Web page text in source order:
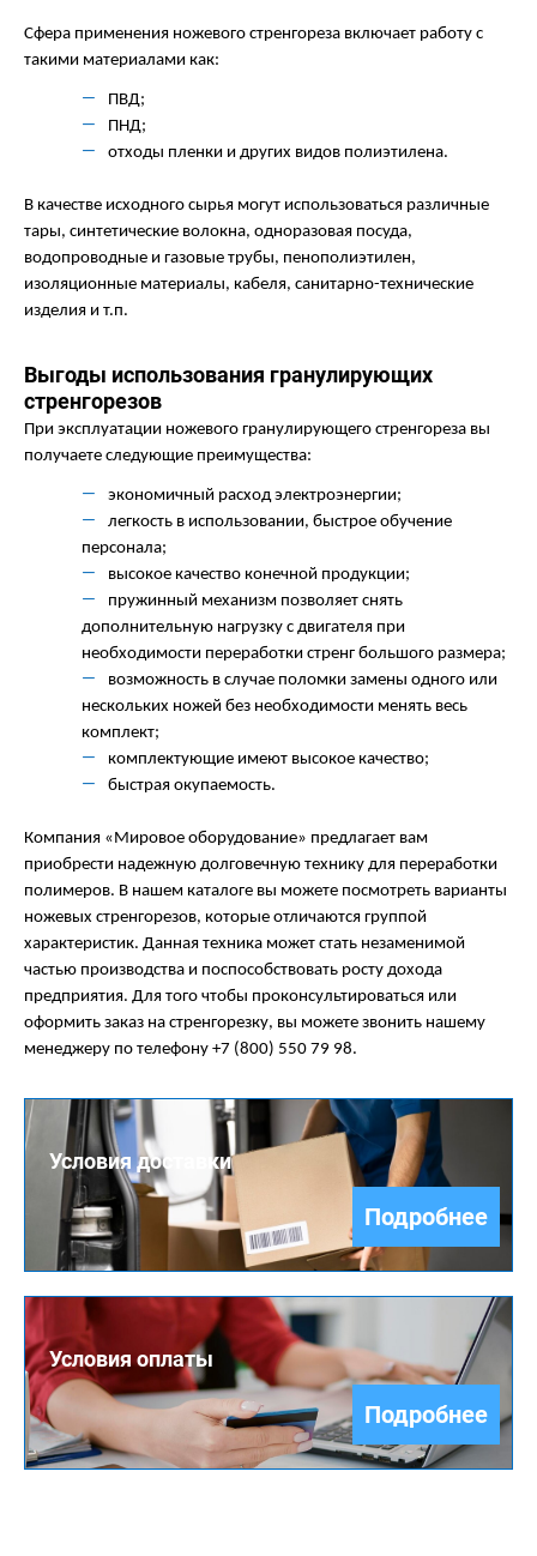
Сфера применения ножевого стренгореза включает работу с
такими материалами как:
ПВД;
ПНД;
отходы пленки и других видов полиэтилена.
В качестве исходного сырья могут использоваться различные
тары, синтетические волокна, одноразовая посуда,
водопроводные и газовые трубы, пенополиэтилен,
изоляционные материалы, кабеля, санитарно-технические
изделия и т.п.
Выгоды использования гранулирующих
стренгорезов
При эксплуатации ножевого гранулирующего стренгореза вы
получаете следующие преимущества:
экономичный расход электроэнергии;
легкость в использовании, быстрое обучение
персонала;
высокое качество конечной продукции;
пружинный механизм позволяет снять
дополнительную нагрузку с двигателя при
необходимости переработки стренг большого размера;
возможность в случае поломки замены одного или
нескольких ножей без необходимости менять весь
комплект;
комплектующие имеют высокое качество;
быстрая окупаемость.
Компания «Мировое оборудование» предлагает вам
приобрести надежную долговечную технику для переработки
полимеров. В нашем каталоге вы можете посмотреть варианты
ножевых стренгорезов, которые отличаются группой
характеристик. Данная техника может стать незаменимой
частью производства и поспособствовать росту дохода
предприятия. Для того чтобы проконсультироваться или
оформить заказ на стренгорезку, вы можете звонить нашему
менеджеру по телефону +7 (800) 550 79 98.
Условия доставки
Подробнее
Условия оплаты
Подробнее